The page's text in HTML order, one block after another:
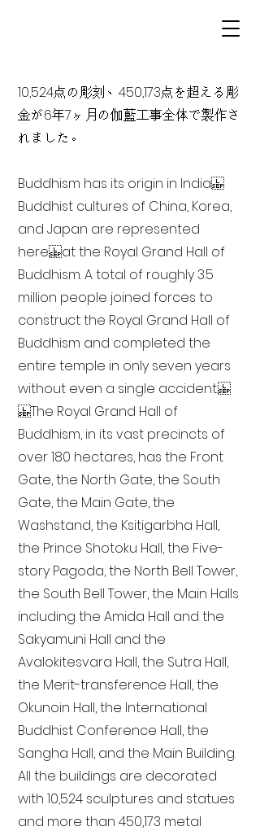
10,524点の彫刻、450,173点を超える彫
金が6年7ヶ月の伽藍工事全体で製作さ
れました。
Buddhism has its origin in India
Buddhist cultures of China, Korea,
and Japan are represented
here at the Royal Grand Hall of
Buddhism. A total of roughly 3.5
million people joined forces to
construct the Royal Grand Hall of
Buddhism and completed the
entire temple in only seven years
without even a single accident.
The Royal Grand Hall of
Buddhism, in its vast precincts of
over 180 hectares, has the Front
Gate, the North Gate, the South
Gate, the Main Gate, the
Washstand, the Ksitigarbha Hall,
the Prince Shotoku Hall, the Five-
story Pagoda, the North Bell Tower,
the South Bell Tower, the Main Halls
including the Amida Hall and the
Sakyamuni Hall and the
Avalokitesvara Hall, the Sutra Hall,
the Merit-transference Hall, the
Okunoin Hall, the International
Buddhist Conference Hall, the
Sangha Hall, and the Main Building.
All the buildings are decorated
with 10,524 sculptures and statues
and more than 450,173 metal